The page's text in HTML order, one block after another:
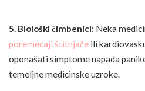
5. Biološki čimbenici: Neka
poremećaji štitnjače ili
oponašati simptome napada
temeljne medicinske uzroke.